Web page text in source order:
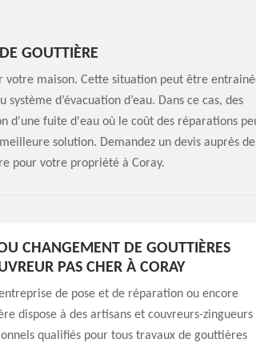
GOUTTIÈRE
maison. Cette situation peut être
d’évacuation d’eau. Dans ce cas, des
d'une fuite d'eau où le coût des réparations
solution. Demandez un devis auprès de
pour votre propriété à Coray.
CHANGEMENT DE GOUTTIÈRES
PAS CHER À CORAY
de pose et de réparation ou encore
dispose à des artisans et couvreurs-zingueurs
qualifiés pour tous travaux de gouttières